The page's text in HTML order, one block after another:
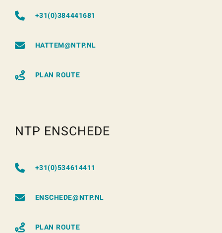
+31(0)384441681
HATTEM@NTP.NL
PLAN ROUTE
NTP ENSCHEDE
+31(0)534614411
ENSCHEDE@NTP.NL
PLAN ROUTE